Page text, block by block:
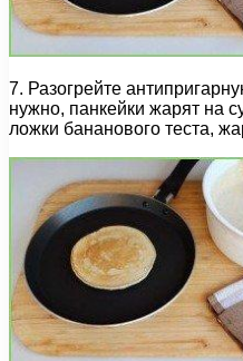
7. Разогрейте
нужно, панкейки жарят на
ложки бананового теста,